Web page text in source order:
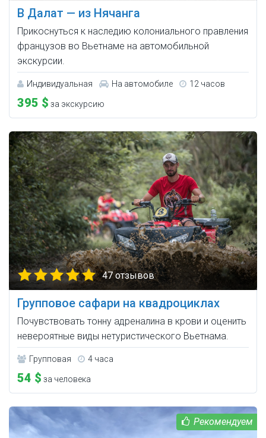
В Далат — из Нячанга
Прикоснуться к наследию колониального правления
французов во Вьетнаме на автомобильной
экскурсии.
Индивидуальная На автомобиле 12 часов
395 $ за экскурсию
47 отзывов
Групповое сафари на квадроциклах
Почувствовать тонну адреналина в крови и оценить
невероятные виды нетуристического Вьетнама.
Групповая 4 часа
54 $ за человека